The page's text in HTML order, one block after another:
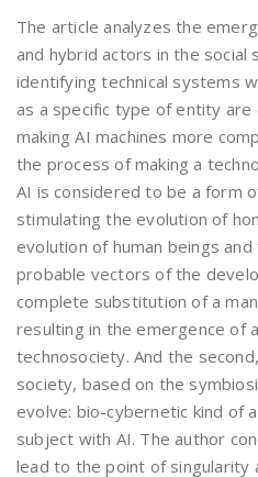
The article analyzes the
and hybrid actors in the
identifying technical systems
as a specific type of entity
making AI machines more
the process of making a
AI is considered to be a form
stimulating the evolution of
evolution of human beings
probable vectors of the
complete substitution of a
resulting in the emergence of
technosociety. And the
society, based on the
evolve: bio-cybernetic kind of
subject with AI. The author
lead to the point of singularity